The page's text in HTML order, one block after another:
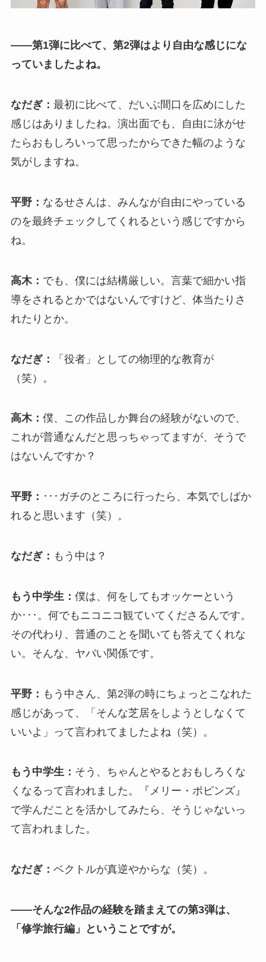
――第1弾に比べて、第2弾はより自由な感じにな
っていましたよね。
なだぎ： 最初に比べて、だいぶ間口を広めにした
感じはありましたね。演出面でも、自由に泳がせ
たらおもしろいって思ったからできた幅のような
気がしますね。
平野： なるせさんは、みんなが自由にやっている
のを最終チェックしてくれるという感じですから
ね。
高木： でも、僕には結構厳しい。言葉で細かい指
導をされるとかではないんですけど、体当たりさ
れたりとか。
なだぎ：
「役者」としての物理的な教育が
（笑）。
高木： 僕、この作品しか舞台の経験がないので、
これが普通なんだと思っちゃってますが、そうで
はないんですか？
平野： ･･･ガチのところに行ったら、本気でしばか
れると思います（笑）。
なだぎ： もう中は？
もう中学生： 僕は、何をしてもオッケーという
か･･･。何でもニコニコ観ていてくださるんです。
その代わり、普通のことを聞いても答えてくれな
い。そんな、ヤバい関係です。
平野： もう中さん、第2弾の時にちょっとこなれた
感じがあって、「そんな芝居をしようとしなくて
いいよ」って言われてましたよね（笑）。
もう中学生： そう、ちゃんとやるとおもしろくな
くなるって言われました。『メリー・ポピンズ』
で学んだことを活かしてみたら、そうじゃないっ
て言われました。
なだぎ： ベクトルが真逆やからな（笑）。
――そんな2作品の経験を踏まえての第3弾は、
「修学旅行編」ということですが。